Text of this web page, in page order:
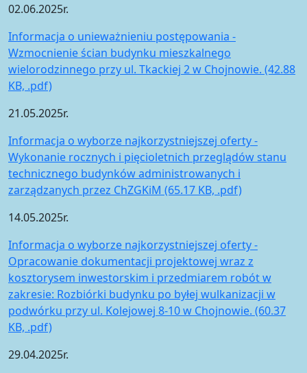
02.06.2025r.
Informacja o unieważnieniu postępowania -
Wzmocnienie ścian budynku mieszkalnego
wielorodzinnego przy ul. Tkackiej 2 w Chojnowie. (42.88
KB, .pdf)
21.05.2025r.
Informacja o wyborze najkorzystniejszej oferty -
Wykonanie rocznych i pięcioletnich przeglądów stanu
technicznego budynków administrowanych i
zarządzanych przez ChZGKiM (65.17 KB, .pdf)
14.05.2025r.
Informacja o wyborze najkorzystniejszej oferty -
Opracowanie dokumentacji projektowej wraz z
kosztorysem inwestorskim i przedmiarem robót w
zakresie: Rozbiórki budynku po byłej wulkanizacji w
podwórku przy ul. Kolejowej 8-10 w Chojnowie. (60.37
KB, .pdf)
29.04.2025r.